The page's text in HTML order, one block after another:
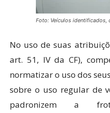
Foto: Veículos identificados,
No uso de suas
art. 51, IV da CF),
normatizar o uso dos
sobre o uso regular de
padronizem a